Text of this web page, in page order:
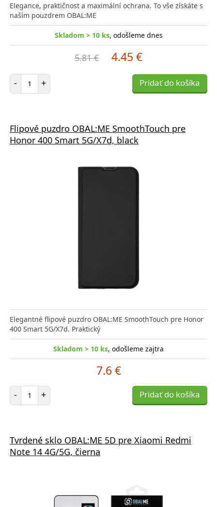
Elegance, praktičnost a maximální ochrana. To vše získáte s
naším pouzdrem OBAL:ME
Skladom > 10 ks, odošleme dnes
5.81 € 4.45 €
- Počet položiek
+ Pridať do košíka
Flipové puzdro OBAL:ME SmoothTouch pre
Honor 400 Smart 5G/X7d, black
Elegantné flipové puzdro OBAL:ME SmoothTouch pre Honor
400 Smart 5G/X7d. Praktický
Skladom > 10 ks, odošleme zajtra
7.6 €
- Počet položiek
+ Pridať do košíka
Tvrdené sklo OBAL:ME 5D pre Xiaomi Redmi
Note 14 4G/5G, čierna